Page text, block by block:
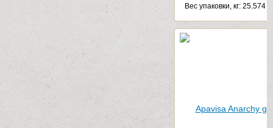
Веc упаковки, кг: 25.574